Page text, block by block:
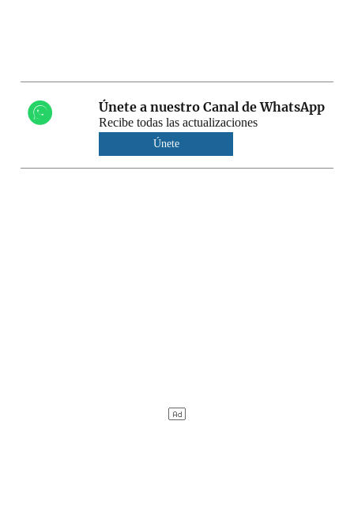
Únete a nuestro Canal de WhatsApp
Recibe todas las actualizaciones
Únete